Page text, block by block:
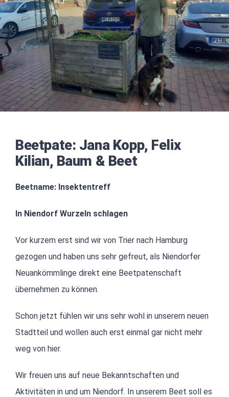
SUCHE
NACH:
Beetpate: Jana Kopp, Felix
Kilian, Baum & Beet
Beetname: Insektentreff
In Niendorf Wurzeln schlagen
Vor kurzem erst sind wir von Trier nach Hamburg
gezogen und haben uns sehr gefreut, als Niendorfer
Neuankömmlinge direkt eine Beetpatenschaft
übernehmen zu können.
Schon jetzt fühlen wir uns sehr wohl in unserem neuen
Stadtteil und wollen auch erst einmal gar nicht mehr
weg von hier.
Wir freuen uns auf neue Bekanntschaften und
Aktivitäten in und um Niendorf. In unserem Beet soll es